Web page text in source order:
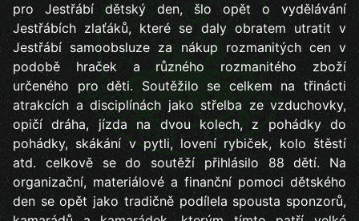
pro Jestřábí dětský den, šlo opět o vydělávání
Jestřábích zlaťáků, které se daly obratem utratit v
Jestřábí samoobsluze za nákup rozmanitých cen v
podobě hraček a různého rozmanitého zboží
určeného pro děti. Soutěžilo se celkem na třinácti
atrakcích a disciplínách jako střelba ze vzduchovky,
opičí dráha, jízda na dvou kolech, z pohádky do
pohádky, skákání v pytli, lovení rybiček, kolo štěstí
atd. celkově se do soutěží přihlásilo 88 dětí. Na
organizační, materiálové a finanční pomoci dětského
den se opět jako tradičně podílela spousta sponzorů,